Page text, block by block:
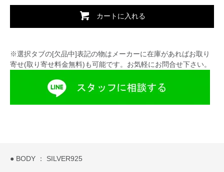
カートに入れる
※選択タブの[欠品中]表記の物はメーカーに在庫があればお取り
寄せ(取り寄せ料金無料)も可能です。お気軽にお問合せ下さい。
● BODY ： SILVER925